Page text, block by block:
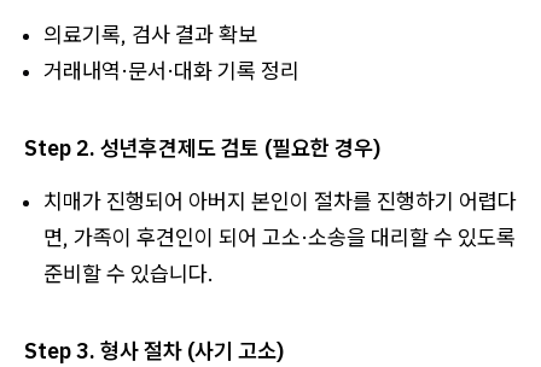
의료기록, 검사 결과 확보
거래내역·문서·대화 기록 정리
Step 2. 성년후견제도 검토 (필요한 경우)
치매가 진행되어 아버지 본인이 절차를 진행하기 어렵다
면, 가족이 후견인이 되어 고소·소송을 대리할 수 있도록
준비할 수 있습니다.
Step 3. 형사 절차 (사기 고소)